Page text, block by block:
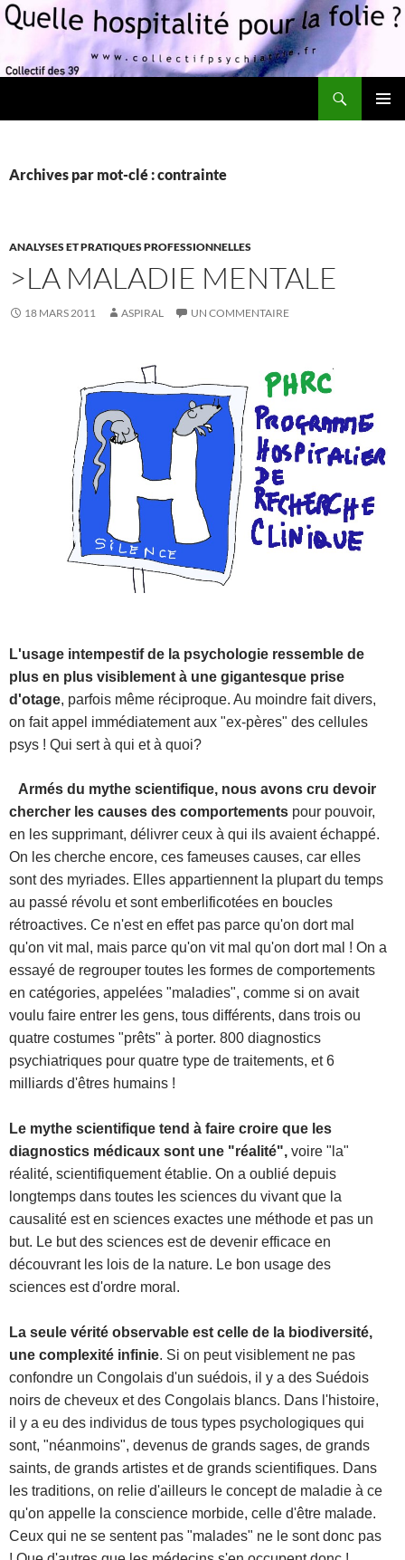
Archives par mot-clé : contrainte
ANALYSES ET PRATIQUES PROFESSIONNELLES
>LA MALADIE MENTALE
18 MARS 2011 ASPIRAL UN COMMENTAIRE
L'usage intempestif de la psychologie ressemble de
plus en plus visiblement à une gigantesque prise
d'otage, parfois même réciproque. Au moindre fait divers,
on fait appel immédiatement aux "ex-pères" des cellules
psys ! Qui sert à qui et à quoi?
Armés du mythe scientifique, nous avons cru devoir
chercher les causes des comportements pour pouvoir,
en les supprimant, délivrer ceux à qui ils avaient échappé.
On les cherche encore, ces fameuses causes, car elles
sont des myriades. Elles appartiennent la plupart du temps
au passé révolu et sont emberlificotées en boucles
rétroactives. Ce n'est en effet pas parce qu'on dort mal
qu'on vit mal, mais parce qu'on vit mal qu'on dort mal ! On a
essayé de regrouper toutes les formes de comportements
en catégories, appelées "maladies", comme si on avait
voulu faire entrer les gens, tous différents, dans trois ou
quatre costumes "prêts" à porter. 800 diagnostics
psychiatriques pour quatre type de traitements, et 6
milliards d'êtres humains !
Le mythe scientifique tend à faire croire que les
diagnostics médicaux sont une "réalité", voire "la"
réalité, scientifiquement établie. On a oublié depuis
longtemps dans toutes les sciences du vivant que la
causalité est en sciences exactes une méthode et pas un
but. Le but des sciences est de devenir efficace en
découvrant les lois de la nature. Le bon usage des
sciences est d'ordre moral.
La seule vérité observable est celle de la biodiversité,
une complexité infinie. Si on peut visiblement ne pas
confondre un Congolais d'un suédois, il y a des Suédois
noirs de cheveux et des Congolais blancs. Dans l'histoire,
il y a eu des individus de tous types psychologiques qui
sont, "néanmoins", devenus de grands sages, de grands
saints, de grands artistes et de grands scientifiques. Dans
les traditions, on relie d'ailleurs le concept de maladie à ce
qu'on appelle la conscience morbide, celle d'être malade.
Ceux qui ne se sentent pas "malades" ne le sont donc pas